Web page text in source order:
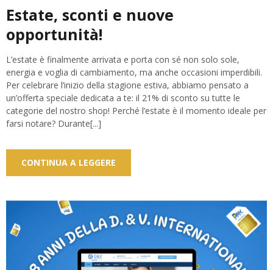
Estate, sconti e nuove
opportunità!
L’estate è finalmente arrivata e porta con sé non solo sole,
energia e voglia di cambiamento, ma anche occasioni imperdibili.
Per celebrare l’inizio della stagione estiva, abbiamo pensato a
un’offerta speciale dedicata a te: il 21% di sconto su tutte le
categorie del nostro shop! Perché l’estate è il momento ideale per
farsi notare? Durante[...]
CONTINUA A LEGGERE